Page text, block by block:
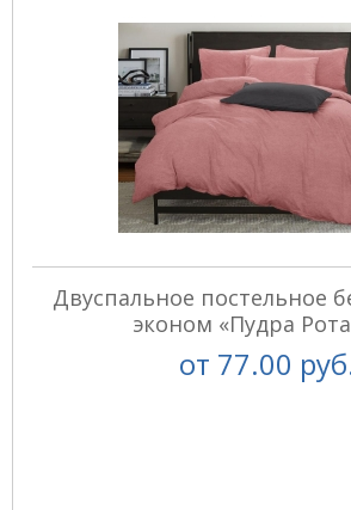
Двуспальное постельное
эконом «Пудра
от 77.00